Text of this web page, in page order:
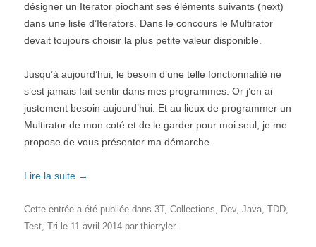
désigner un Iterator piochant ses éléments suivants (next)
dans une liste d’Iterators. Dans le concours le Multirator
devait toujours choisir la plus petite valeur disponible.
Jusqu’à aujourd’hui, le besoin d’une telle fonctionnalité ne
s’est jamais fait sentir dans mes programmes. Or j’en ai
justement besoin aujourd’hui. Et au lieux de programmer un
Multirator de mon coté et de le garder pour moi seul, je me
propose de vous présenter ma démarche.
Lire la suite →
Cette entrée a été publiée dans 3T, Collections, Dev, Java, TDD,
Test, Tri le 11 avril 2014 par thierryler.